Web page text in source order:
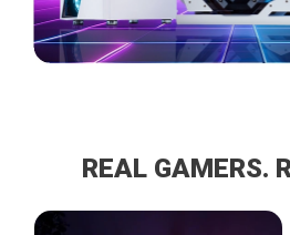
REAL GAMERS.